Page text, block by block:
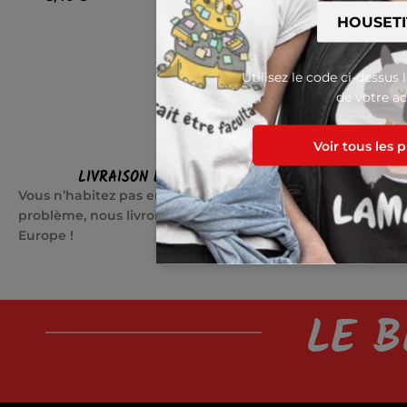
LIVRAISON EN EUROPE
Vous n’habitez pas en France ? Pas de
problème, nous livrons partout en
Europe !
Quelque
jours pour
LE
Utilisez le code ci-dessus
de votre
Voir tous les